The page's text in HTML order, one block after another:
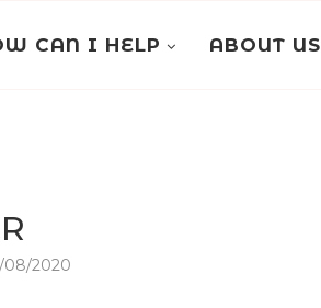
CAN I HELP ABOUT US
08/2020